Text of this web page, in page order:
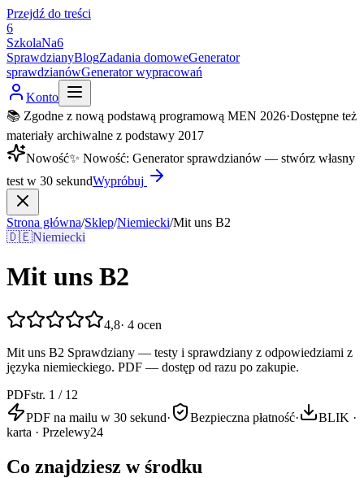
Przejdź do treści
6
SzkolaNa6
SprawdzianyBlogZadania domoweGenerator
sprawdzianówGenerator wypracowań
Konto
📚 Zgodne z nową podstawą programową MEN 2026·Dostępne też
materiały archiwalne z podstawy 2017
Nowość✨ Nowość: Generator sprawdzianów — stwórz własny
test w 30 sekundWypróbuj
Strona główna/Sklep/Niemiecki/Mit uns B2
🇩🇪Niemiecki
Mit uns B2
4,8· 4 ocen
Mit uns B2 Sprawdziany — testy i sprawdziany z odpowiedziami z
języka niemieckiego. PDF — dostęp od razu po zakupie.
PDFstr. 1 / 12
PDF na mailu w 30 sekund· Bezpieczna płatność·
BLIK ·
karta · Przelewy24
Co znajdziesz w środku